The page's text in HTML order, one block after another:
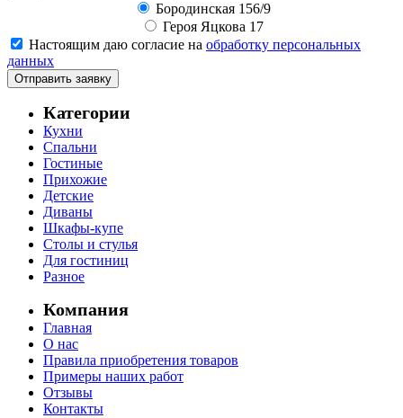
Бородинская 156/9
Героя Яцкова 17
Настоящим даю согласие на обработку персональных
данных
Отправить заявку
Категории
Кухни
Спальни
Гостиные
Прихожие
Детские
Диваны
Шкафы-купе
Столы и стулья
Для гостиниц
Разное
Компания
Главная
О нас
Правила приобретения товаров
Примеры наших работ
Отзывы
Контакты